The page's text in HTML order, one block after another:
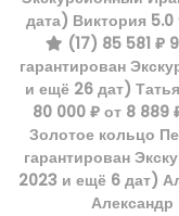
дата) Виктория 5.0
(17) 85 581 ₽
гарантирован
и ещё 26 дат)
80 000 ₽ от 8 889
Золотое кольцо
гарантирован
2023 и ещё 6 дат)
Александр